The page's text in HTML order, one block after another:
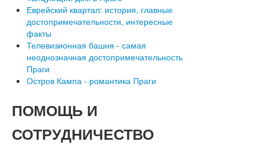
Еврейский квартал: история, главные
достопримечательности, интересные
факты
Телевизионная башня - самая
неоднозначная достопримечательность
Праги
Остров Кампа - романтика Праги
ПОМОЩЬ И
СОТРУДНИЧЕСТВО